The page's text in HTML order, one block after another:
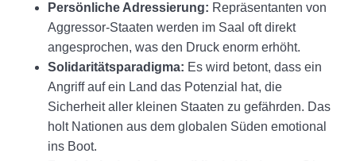
Persönliche Adressierung: Repräsentanten von
Aggressor-Staaten werden im Saal oft direkt
angesprochen, was den Druck enorm erhöht.
Solidaritätsparadigma: Es wird betont, dass ein
Angriff auf ein Land das Potenzial hat, die
Sicherheit aller kleinen Staaten zu gefährden. Das
holt Nationen aus dem globalen Süden emotional
ins Boot.